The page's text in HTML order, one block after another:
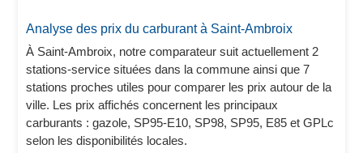
Analyse des prix du carburant à Saint-Ambroix
À Saint-Ambroix, notre comparateur suit actuellement 2
stations-service situées dans la commune ainsi que 7
stations proches utiles pour comparer les prix autour de la
ville. Les prix affichés concernent les principaux
carburants : gazole, SP95-E10, SP98, SP95, E85 et GPLc
selon les disponibilités locales.